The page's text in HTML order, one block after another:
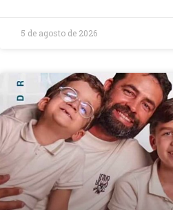
5 de agosto de 2026